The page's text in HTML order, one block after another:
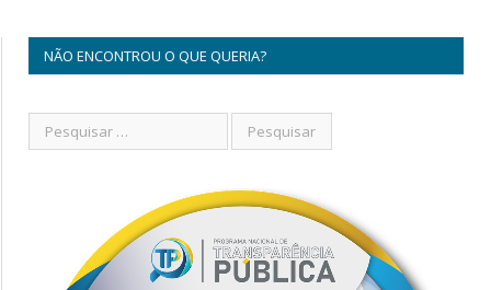
NÃO ENCONTROU O QUE QUERIA?